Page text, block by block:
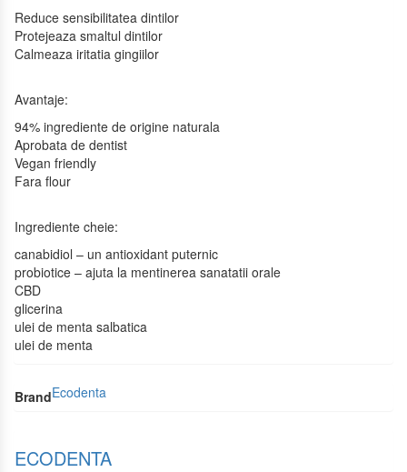
Reduce sensibilitatea dintilor
Protejeaza smaltul dintilor
Calmeaza iritatia gingiilor
Avantaje:
94% ingrediente de origine naturala
Aprobata de dentist
Vegan friendly
Fara flour
Ingrediente cheie:
canabidiol – un antioxidant puternic
probiotice – ajuta la mentinerea sanatatii orale
CBD
glicerina
ulei de menta salbatica
ulei de menta
BrandEcodenta
ECODENTA